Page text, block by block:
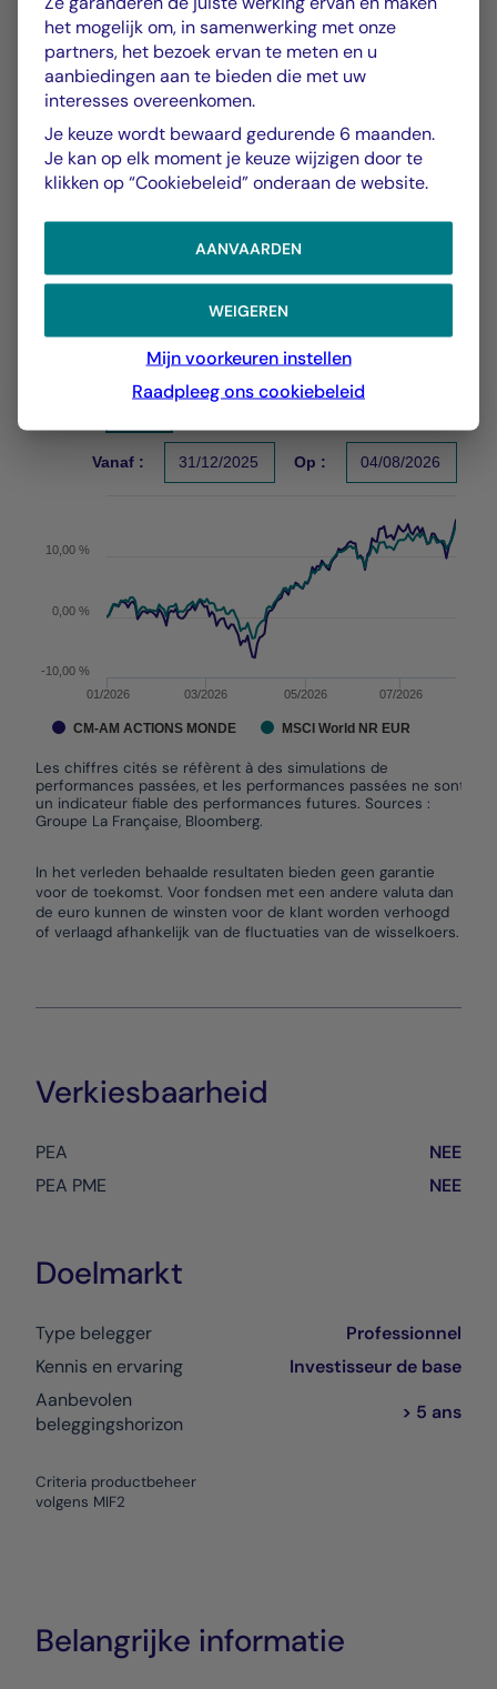
GRAFIEK TABEL
Rendement vergeleken met
de referentie-index
Op datum van 4-8-2026
Chart with 2 data series.
Les chiffres cités se réfèrent à des simulations de
The chart has 1 X axis displaying Time. Data ranges
Les chiffres cités se réfèrent à des simulations de
performances passées, et les performances passées ne sont pas
un indicateur fiable des performances futures. Sources :
Groupe La Française, Bloomberg.
01/2026 03/2026 05/2026 07/2026
0,00 %
-10,00 %
10,00 %
Vanaf : 31/12/2025 Op : 04/08/2026
CM-AM ACTIONS MONDE MSCI World NR EUR
In het verleden behaalde resultaten bieden geen garantie
voor de toekomst. Voor fondsen met een andere valuta dan
de euro kunnen de winsten voor de klant worden verhoogd
of verlaagd afhankelijk van de fluctuaties van de wisselkoers.
Verkiesbaarheid
PEA
NEE
PEA PME
NEE
Doelmarkt
Type belegger
Professionnel
Kennis en ervaring
Investisseur de base
Aanbevolen
beleggingshorizon
> 5 ans
Criteria productbeheer
volgens MIF2
Belangrijke informatie
het mogelijk om, in samenwerking met onze
partners, het bezoek ervan te meten en u
aanbiedingen aan te bieden die met uw
interesses overeenkomen.
Je keuze wordt bewaard gedurende 6 maanden.
Je kan op elk moment je keuze wijzigen door te
klikken op “Cookiebeleid” onderaan de website.
AANVAARDEN
WEIGEREN
Mijn voorkeuren instellen
Raadpleeg ons cookiebeleid